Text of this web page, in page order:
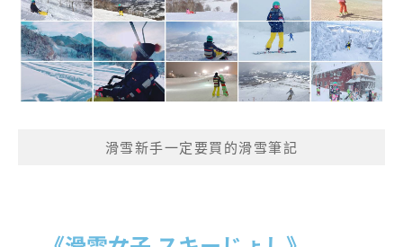
滑雪新手一定要買的滑雪筆記